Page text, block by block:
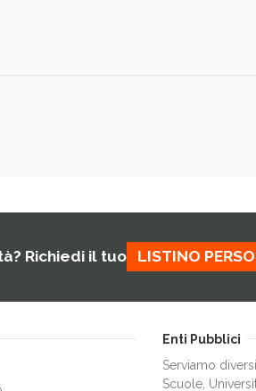
Richiedi il tuo LISTINO
Enti Pubblici
Serviamo
Scuole,